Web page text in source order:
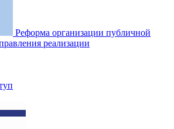
Реформа организации публичной
реализации